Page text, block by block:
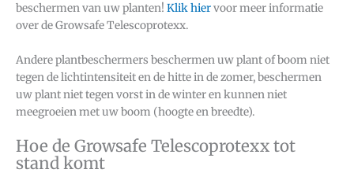
beschermen van uw planten! Klik hiervoor meer informatie
over de Growsafe Telescoprotexx.
Andere plantbeschermers beschermen uw plant of boom niet
tegen de lichtintensiteit en de hitte in de zomer, beschermen
uw plant niet tegen vorst in de winter en kunnen niet
meegroeien met uw boom (hoogte en breedte).
Hoe de Growsafe Telescoprotexx tot
stand komt